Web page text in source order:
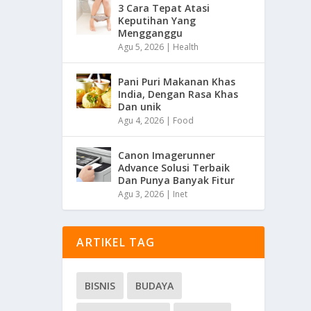
3 Cara Tepat Atasi
Keputihan Yang
Mengganggu
Agu 5, 2026 | Health
Pani Puri Makanan Khas
India, Dengan Rasa Khas
Dan unik
Agu 4, 2026 | Food
Canon Imagerunner
Advance Solusi Terbaik
Dan Punya Banyak Fitur
Agu 3, 2026 | Inet
ARTIKEL TAG
BISNIS BUDAYA